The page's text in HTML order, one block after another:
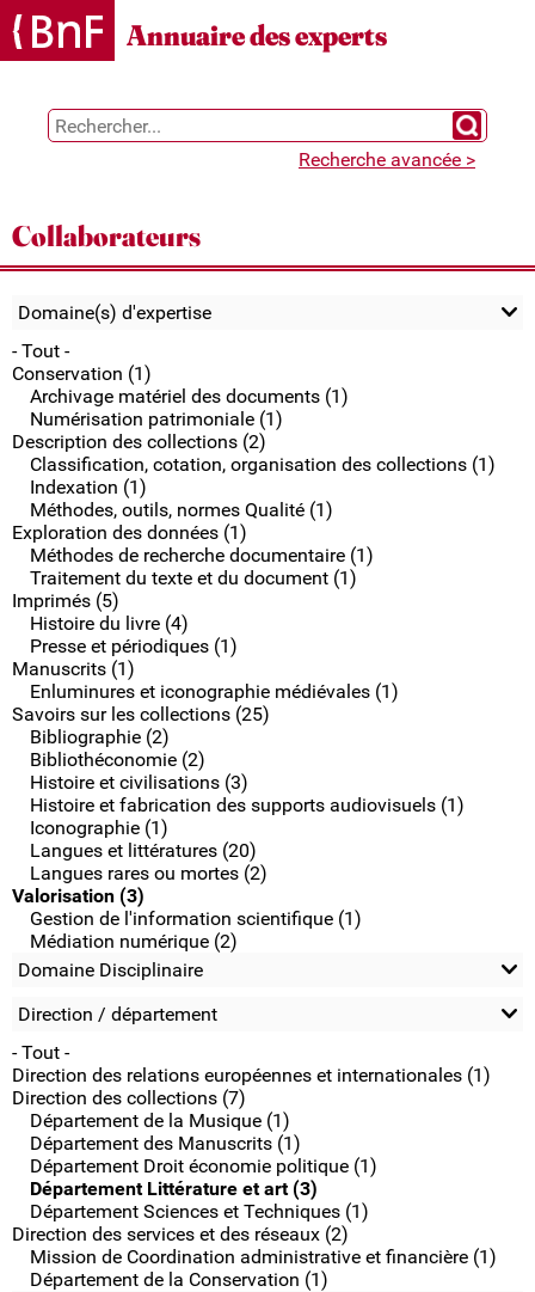
Gestion des cookies
Annuaire des experts
Chercher
Recherche avancée >
Collaborateurs
Domaine(s) d'expertise
- Tout -
Conservation (1)
Archivage matériel des documents (1)
Numérisation patrimoniale (1)
Description des collections (2)
Classification, cotation, organisation des collections (1)
Indexation (1)
Méthodes, outils, normes Qualité (1)
Exploration des données (1)
Méthodes de recherche documentaire (1)
Traitement du texte et du document (1)
Imprimés (5)
Histoire du livre (4)
Presse et périodiques (1)
Manuscrits (1)
Enluminures et iconographie médiévales (1)
Savoirs sur les collections (25)
Bibliographie (2)
Bibliothéconomie (2)
Histoire et civilisations (3)
Histoire et fabrication des supports audiovisuels (1)
Iconographie (1)
Langues et littératures (20)
Langues rares ou mortes (2)
Valorisation (3)
Gestion de l'information scientifique (1)
Médiation numérique (2)
Domaine Disciplinaire
Direction / département
- Tout -
Direction des relations européennes et internationales (1)
Direction des collections (7)
Département de la Musique (1)
Département des Manuscrits (1)
Département Droit économie politique (1)
Département Littérature et art (3)
Département Sciences et Techniques (1)
Direction des services et des réseaux (2)
Mission de Coordination administrative et financière (1)
Département de la Conservation (1)